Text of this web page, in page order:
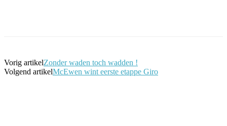
Vorig artikelZonder waden toch wadden !
Volgend artikelMcEwen wint eerste etappe Giro